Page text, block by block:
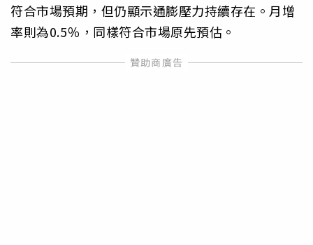
符合市場預期，但仍顯示通膨壓力持續存在。月增
率則為0.5％，同樣符合市場原先預估。